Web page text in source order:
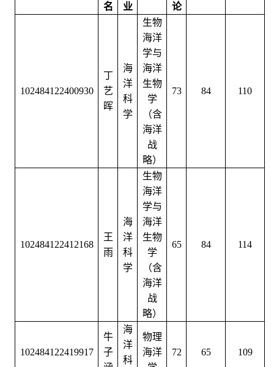
名
业
论
102484122400930
丁
艺
晖
海
洋
科
学
生物
海洋
学与
海洋
生物
学
（含
海洋
战
略）
73 84 110
102484122412168
王
雨
海
洋
科
学
生物
海洋
学与
海洋
生物
学
（含
海洋
战
略）
65 84 114
102484122419917
牛
子
海
洋
科
物理
海洋
72 65 109